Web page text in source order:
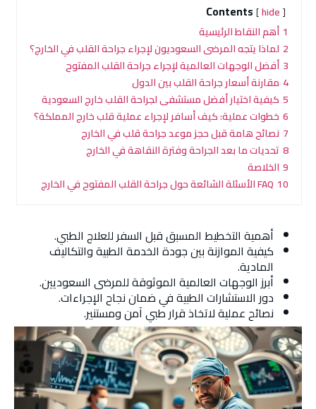
Contents hide
1 أهم النقاط الرئيسية
2 لماذا يتجه المرضى السعوديون لإجراء جراحة القلب في الخارج؟
3 أفضل الوجهات العالمية لإجراء جراحة القلب المفتوح
4 مقارنة أسعار جراحة القلب بين الدول
5 كيفية اختيار أفضل مستشفى لجراحة القلب خارج السعودية
6 خطوات عملية: كيف أسافر لإجراء عملية قلب خارج المملكة؟
7 نصائح هامة قبل حجز موعد جراحة قلب في الخارج
8 تحديات ما بعد الجراحة وفترة النقاهة في الخارج
9 الخلاصة
10 FAQ الأسئلة الشائعة حول جراحة القلب المفتوح في الخارج
أهمية التخطيط المسبق قبل السفر للعلاج الطبي.
كيفية الموازنة بين جودة الخدمة الطبية والتكاليف
المادية.
أبرز الوجهات العالمية الموثوقة للمرضى السعوديين.
دور الاستشارات الطبية في ضمان نجاح الإجراءات.
نصائح عملية لاتخاذ قرار طبي آمن ومستنير.